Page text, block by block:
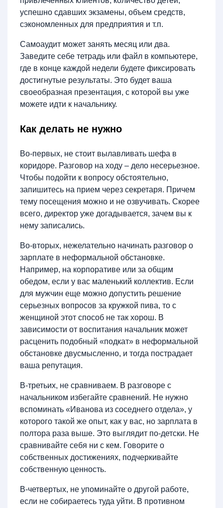
успешно сдавших экзамены, объем средств,
сэкономленных для предприятия и т.п.
Самоаудит может занять месяц или два.
Заведите себе тетрадь или файл в компьютере,
где в конце каждой недели будете фиксировать
достигнутые результаты. Это будет ваша
своеобразная презентация, с которой вы уже
можете идти к начальнику.
Как делать не нужно
Во-первых, не стоит вылавливать шефа в
коридоре. Разговор на ходу – дело несерьезное.
Чтобы подойти к вопросу обстоятельно,
запишитесь на прием через секретаря. Причем
тему посещения можно и не озвучивать. Скорее
всего, директор уже догадывается, зачем вы к
нему записались.
Во-вторых, нежелательно начинать разговор о
зарплате в неформальной обстановке.
Например, на корпоративе или за общим
обедом, если у вас маленький коллектив. Если
для мужчин еще можно допустить решение
серьезных вопросов за кружкой пива, то с
женщиной этот способ не так хорош. В
зависимости от воспитания начальник может
расценить подобный «подкат» в неформальной
обстановке двусмысленно, и тогда пострадает
ваша репутация.
В-третьих, не сравниваем. В разговоре с
начальником избегайте сравнений. Не нужно
вспоминать «Иванова из соседнего отдела», у
которого такой же опыт, как у вас, но зарплата в
полтора раза выше. Это выглядит по-детски. Не
сравнивайте себя ни с кем. Говорите о
собственных достижениях, подчеркивайте
собственную ценность.
В-четвертых, не упоминайте о другой работе,
если не собираетесь туда уйти. В противном